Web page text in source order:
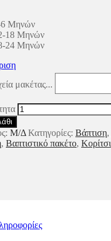
Μηνών
18 Μηνών
24 Μηνών
μακέτας...
Μ/Δ Κατηγορίες: Βάπτιση,
, Βαπτιστικό πακέτο, Κορίτσι